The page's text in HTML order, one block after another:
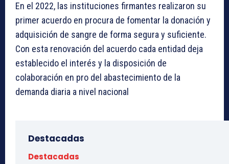
En el 2022, las instituciones firmantes realizaron su
primer acuerdo en procura de fomentar la donación y
adquisición de sangre de forma segura y suficiente.
Con esta renovación del acuerdo cada entidad deja
establecido el interés y la disposición de
colaboración en pro del abastecimiento de la
demanda diaria a nivel nacional
Destacadas
Destacadas